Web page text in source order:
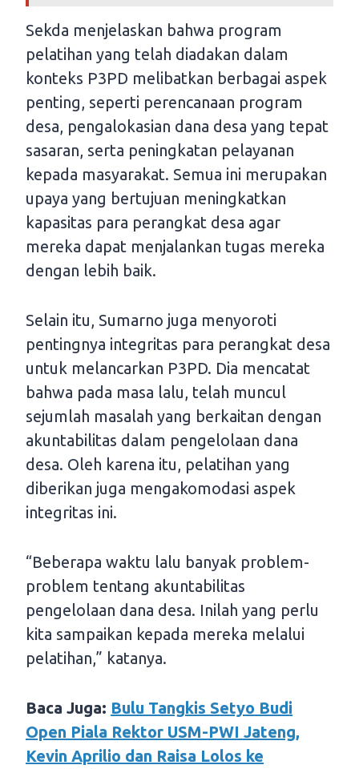
Sekda menjelaskan bahwa program
pelatihan yang telah diadakan dalam
konteks P3PD melibatkan berbagai aspek
penting, seperti perencanaan program
desa, pengalokasian dana desa yang tepat
sasaran, serta peningkatan pelayanan
kepada masyarakat. Semua ini merupakan
upaya yang bertujuan meningkatkan
kapasitas para perangkat desa agar
mereka dapat menjalankan tugas mereka
dengan lebih baik.
Selain itu, Sumarno juga menyoroti
pentingnya integritas para perangkat desa
untuk melancarkan P3PD. Dia mencatat
bahwa pada masa lalu, telah muncul
sejumlah masalah yang berkaitan dengan
akuntabilitas dalam pengelolaan dana
desa. Oleh karena itu, pelatihan yang
diberikan juga mengakomodasi aspek
integritas ini.
“Beberapa waktu lalu banyak problem-
problem tentang akuntabilitas
pengelolaan dana desa. Inilah yang perlu
kita sampaikan kepada mereka melalui
pelatihan,” katanya.
Baca Juga: Bulu Tangkis Setyo Budi
Open Piala Rektor USM-PWI Jateng,
Kevin Aprilio dan Raisa Lolos ke